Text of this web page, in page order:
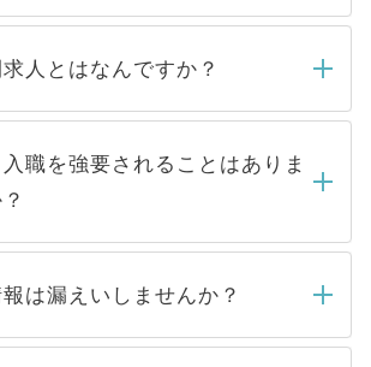
ただきましたら、弊社担当者がご
を確認し、その後メールもしくは
常、5営業日以内にはご連絡をせて
ますので、しばらくお待ちくださ
人とはなんですか？
DOCTORで取り扱っている求人の
割は、Webサイトからご覧いただ
非公開求人」です。非公開求人は
由によって、一般には公開してい
到を避けるため 人気のある医療機
してしまうと、応募が殺到する場
職を強要されることはありま
職を強要することは一切ありませ
、仮に応募先から内定をいただい
する必要はありません。内定先へ
は漏えいしませんか？
が漏えいすることはありませんの